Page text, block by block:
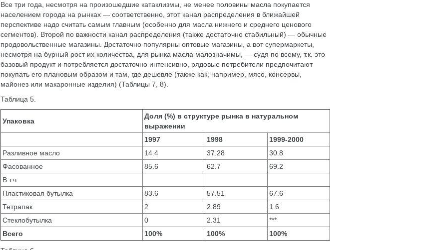
Все три года, несмотря на произошедшие катаклизмы, не менее половины масла покупается
населением города на рынках — соответственно, этот канал распределения в ближайшей
перспективе надо считать самым главным (особенно для масла нижнего и среднего ценового
сегментов). Второй по важности канал распределения (также достаточно стабильный) — обычные
продовольственные магазины. Достаточно популярны оптовые магазины, а вот супермаркеты,
несмотря на бурный рост их количества, для рынка масла малозначимы, — судя по всему, т.к. это
базовый продукт и потребляется достаточно интенсивно, рядовые потребители предпочитают
покупать его плановым образом и там, где дешевле (также как, например, мясо, консервы,
майонез или макаронные изделия) (Таблицы 7, 8).
Таблица 5.
Упаковка
Доля (%) в структуре рынка в натуральном
выражении
1997
1998
1999-2000
Разливное масло
14.4 37.28
30.8
Фасованное
85.6 62.7
69.2
В т.ч.
Пластиковая бутылка
83.6 57.51
67.6
Тетрапак
2 2.89
1.6
Стеклобутылка
0 2.31
***
Всего
100% 100% 100%